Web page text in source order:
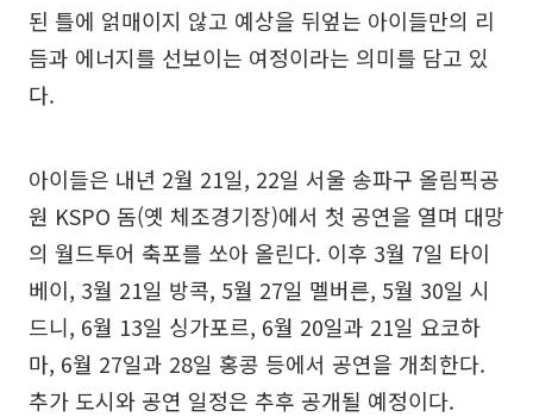
된 틀에 얽매이지 않고 예상을 뒤엎는 아이들만의 리
듬과 에너지를 선보이는 여정이라는 의미를 담고 있
다.
아이들은 내년 2월 21일, 22일 서울 송파구 올림픽공
원 KSPO 돔(옛 체조경기장)에서 첫 공연을 열며 대망
의 월드투어 축포를 쏘아 올린다. 이후 3월 7일 타이
베이, 3월 21일 방콕, 5월 27일 멜버른, 5월 30일 시
드니, 6월 13일 싱가포르, 6월 20일과 21일 요코하
마, 6월 27일과 28일 홍콩 등에서 공연을 개최한다.
추가 도시와 공연 일정은 추후 공개될 예정이다.